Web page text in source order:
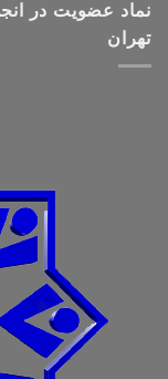
نماد عضویت در
تهران